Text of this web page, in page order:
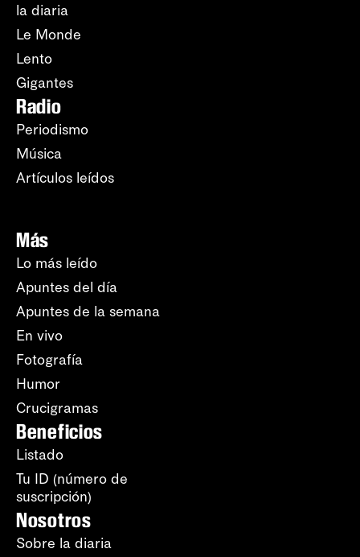
la diaria
Le Monde
Lento
Gigantes
Radio
Periodismo
Música
Artículos leídos
Más
Lo más leído
Apuntes del día
Apuntes de la semana
En vivo
Fotografía
Humor
Crucigramas
Beneficios
Listado
Tu ID (número de
suscripción)
Nosotros
Sobre la diaria